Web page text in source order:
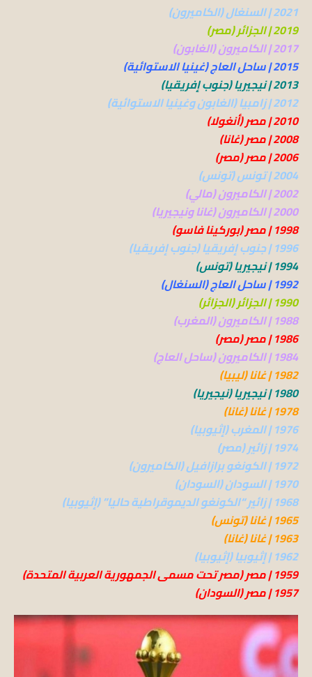
2021 | السنغال (الكاميرون)
2019 | الجزائر (مصر)
2017 | الكاميرون (الغابون)
2015 | ساحل العاج (غينيا الاستوائية)
2013 | نيجيريا (جنوب إفريقيا)
2012 | زامبيا (الغابون وغينيا الاستوائية)
2010 | مصر (أنغولا)
2008 | مصر (غانا)
2006 | مصر (مصر)
2004 | تونس (تونس)
2002 | الكاميرون (مالي)
2000 | الكاميرون (غانا ونيجيريا)
1998 | مصر (بوركينا فاسو)
1996 | جنوب إفريقيا (جنوب إفريقيا)
1994 | نيجيريا (تونس)
1992 | ساحل العاج (السنغال)
1990 | الجزائر (الجزائر)
1988 | الكاميرون (المغرب)
1986 | مصر (مصر)
1984 | الكاميرون (ساحل العاج)
1982 | غانا (ليبيا)
1980 | نيجيريا (نيجيريا)
1978 | غانا (غانا)
1976 | المغرب (إثيوبيا)
1974 | زائير (مصر)
1972 | الكونغو برازافيل (الكاميرون)
1970 | السودان (السودان)
1968 | زائير “الكونغو الديموقراطية حاليا” (إثيوبيا)
1965 | غانا (تونس)
1963 | غانا (غانا)
1962 | إثيوبيا (إثيوبيا)
1959 | مصر (مصر تحت مسمى الجمهورية العربية المتحدة)
1957 | مصر (السودان)